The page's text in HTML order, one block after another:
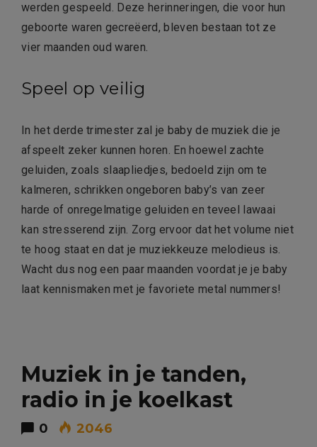
werden gespeeld. Deze herinneringen, die voor hun
geboorte waren gecreëerd, bleven bestaan tot ze
vier maanden oud waren.
Speel op veilig
In het derde trimester zal je baby de muziek die je
afspeelt zeker kunnen horen. En hoewel zachte
geluiden, zoals slaapliedjes, bedoeld zijn om te
kalmeren, schrikken ongeboren baby’s van zeer
harde of onregelmatige geluiden en teveel lawaai
kan stresserend zijn. Zorg ervoor dat het volume niet
te hoog staat en dat je muziekkeuze melodieus is.
Wacht dus nog een paar maanden voordat je je baby
laat kennismaken met je favoriete metal nummers!
Muziek in je tanden,
radio in je koelkast
0 2046